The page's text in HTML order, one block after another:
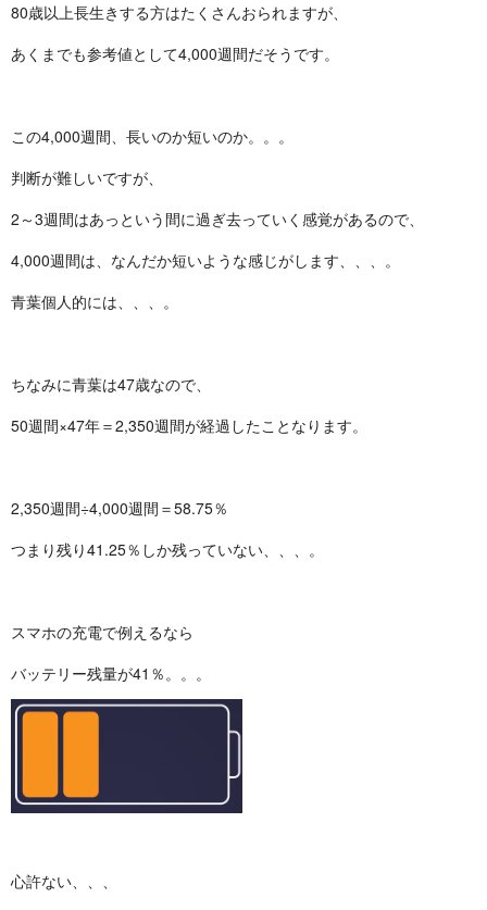
80歳以上長生きする方はたくさんおられますが、
あくまでも参考値として4,000週間だそうです。
この4,000週間、長いのか短いのか。。。
判断が難しいですが、
2～3週間はあっという間に過ぎ去っていく感覚があるので、
4,000週間は、なんだか短いような感じがします、、、。
青葉個人的には、、、。
ちなみに青葉は47歳なので、
50週間×47年＝2,350週間が経過したことなります。
2,350週間÷4,000週間＝58.75％
つまり残り41.25％しか残っていない、、、。
スマホの充電で例えるなら
バッテリー残量が41％。。。
心許ない、、、